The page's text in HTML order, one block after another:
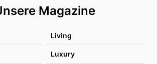
Magazine
Living
Luxury